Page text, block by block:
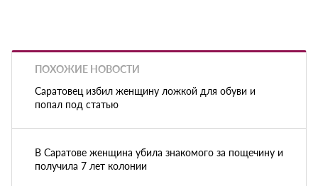
ПОХОЖИЕ НОВОСТИ
Саратовец избил женщину ложкой для обуви и
попал под статью
В Саратове женщина убила знакомого за пощечину и
получила 7 лет колонии